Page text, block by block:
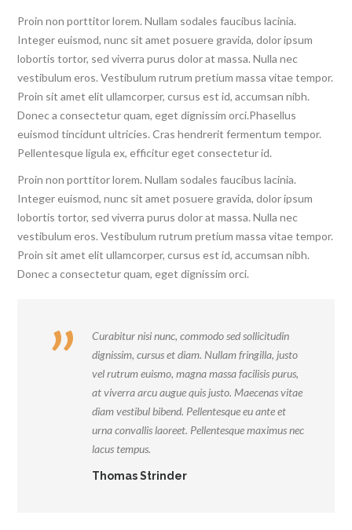
Proin non porttitor lorem. Nullam sodales faucibus lacinia.
Integer euismod, nunc sit amet posuere gravida, dolor ipsum
lobortis tortor, sed viverra purus dolor at massa. Nulla nec
vestibulum eros. Vestibulum rutrum pretium massa vitae tempor.
Proin sit amet elit ullamcorper, cursus est id, accumsan nibh.
Donec a consectetur quam, eget dignissim orci.Phasellus
euismod tincidunt ultricies. Cras hendrerit fermentum tempor.
Pellentesque ligula ex, efficitur eget consectetur id.
Proin non porttitor lorem. Nullam sodales faucibus lacinia.
Integer euismod, nunc sit amet posuere gravida, dolor ipsum
lobortis tortor, sed viverra purus dolor at massa. Nulla nec
vestibulum eros. Vestibulum rutrum pretium massa vitae tempor.
Proin sit amet elit ullamcorper, cursus est id, accumsan nibh.
Donec a consectetur quam, eget dignissim orci.
Curabitur nisi nunc, commodo sed sollicitudin
dignissim, cursus et diam. Nullam fringilla, justo
vel rutrum euismo, magna massa facilisis purus,
at viverra arcu augue quis justo. Maecenas vitae
diam vestibul bibend. Pellentesque eu ante et
urna convallis laoreet. Pellentesque maximus nec
lacus tempus.
Thomas Strinder